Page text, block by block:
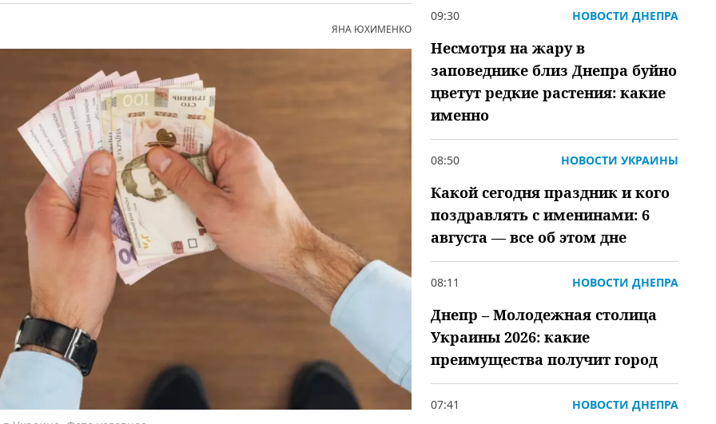
ЯНА ЮХИМЕНКО
09:30 НОВОСТИ ДНЕПРА
Несмотря на жару в
заповеднике близ Днепра буйно
цветут редкие растения: какие
именно
08:50 НОВОСТИ УКРАИНЫ
Какой сегодня праздник и кого
поздравлять с именинами: 6
августа — все об этом дне
08:11 НОВОСТИ ДНЕПРА
Днепр – Молодежная столица
Украины 2026: какие
преимущества получит город
07:41 НОВОСТИ ДНЕПРА